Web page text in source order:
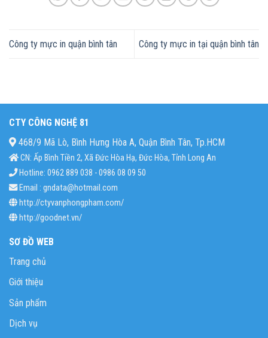
Công ty mực in quận bình tân Công ty mực in tại quận bình tân
CTY CÔNG NGHỆ 81
468/9 Mã Lò, Bình Hưng Hòa A, Quận Bình Tân, Tp.HCM
CN: Ấp Bình Tiền 2, Xã Đức Hòa Hạ, Đức Hòa, Tỉnh Long An
Hotline: 0962 889 038 - 0986 08 09 50
Email : gndata@hotmail.com
http://ctyvanphongpham.com/
http://goodnet.vn/
SƠ ĐỒ WEB
Trang chủ
Giới thiệu
Sản phẩm
Dịch vụ